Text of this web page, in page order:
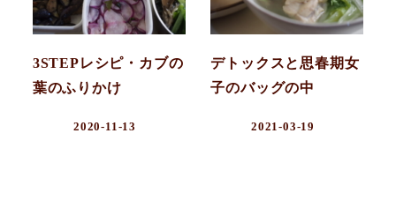
3STEPレシピ・カブの
葉のふりかけ
2020-11-13
デトックスと思春期女
子のバッグの中
2021-03-19